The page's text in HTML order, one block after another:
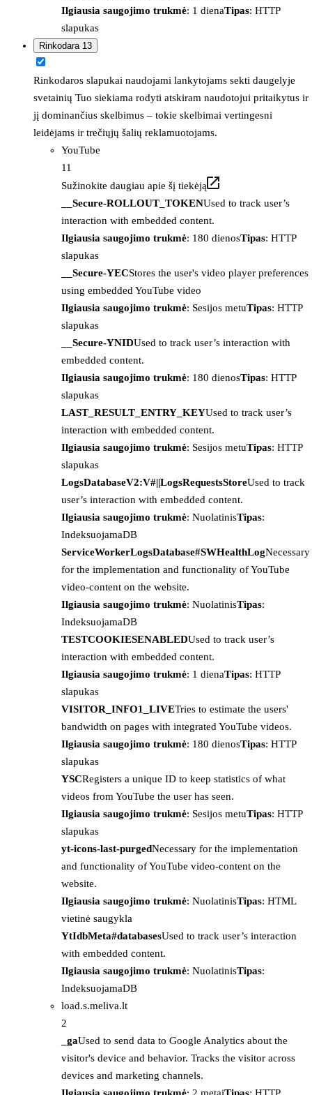
Ilgiausia saugojimo trukmė: 1 dienaTipas: HTTP
slapukas
Rinkodara 13
Rinkodaros slapukai naudojami lankytojams sekti daugelyje
svetainių Tuo siekiama rodyti atskiram naudotojui pritaikytus ir
jį dominančius skelbimus – tokie skelbimai vertingesni
leidėjams ir trečiųjų šalių reklamuotojams.
YouTube
11
Sužinokite daugiau apie šį tiekėją
__Secure-ROLLOUT_TOKENUsed to track user’s
interaction with embedded content.
Ilgiausia saugojimo trukmė: 180 dienosTipas: HTTP
slapukas
__Secure-YECStores the user's video player preferences
using embedded YouTube video
Ilgiausia saugojimo trukmė: Sesijos metuTipas: HTTP
slapukas
__Secure-YNIDUsed to track user’s interaction with
embedded content.
Ilgiausia saugojimo trukmė: 180 dienosTipas: HTTP
slapukas
LAST_RESULT_ENTRY_KEYUsed to track user’s
interaction with embedded content.
Ilgiausia saugojimo trukmė: Sesijos metuTipas: HTTP
slapukas
LogsDatabaseV2:V#||LogsRequestsStoreUsed to track
user’s interaction with embedded content.
Ilgiausia saugojimo trukmė: NuolatinisTipas:
IndeksuojamaDB
ServiceWorkerLogsDatabase#SWHealthLogNecessary
for the implementation and functionality of YouTube
video-content on the website.
Ilgiausia saugojimo trukmė: NuolatinisTipas:
IndeksuojamaDB
TESTCOOKIESENABLEDUsed to track user’s
interaction with embedded content.
Ilgiausia saugojimo trukmė: 1 dienaTipas: HTTP
slapukas
VISITOR_INFO1_LIVETries to estimate the users'
bandwidth on pages with integrated YouTube videos.
Ilgiausia saugojimo trukmė: 180 dienosTipas: HTTP
slapukas
YSCRegisters a unique ID to keep statistics of what
videos from YouTube the user has seen.
Ilgiausia saugojimo trukmė: Sesijos metuTipas: HTTP
slapukas
yt-icons-last-purgedNecessary for the implementation
and functionality of YouTube video-content on the
website.
Ilgiausia saugojimo trukmė: NuolatinisTipas: HTML
vietinė saugykla
YtIdbMeta#databasesUsed to track user’s interaction
with embedded content.
Ilgiausia saugojimo trukmė: NuolatinisTipas:
IndeksuojamaDB
load.s.meliva.lt
2
_gaUsed to send data to Google Analytics about the
visitor's device and behavior. Tracks the visitor across
devices and marketing channels.
Ilgiausia saugojimo trukmė: 2 metaiTipas: HTTP